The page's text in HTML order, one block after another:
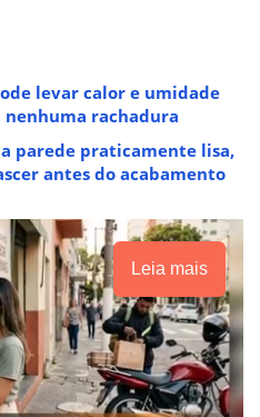
levar calor e umidade
nenhuma rachadura
parede praticamente lisa,
antes do acabamento
Leia mais